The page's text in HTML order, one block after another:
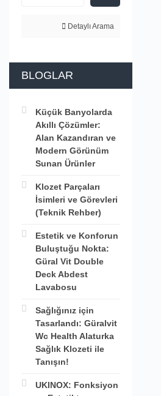
Detaylı Arama
BLOGLAR
Küçük Banyolarda
Akıllı Çözümler:
Alan Kazandıran ve
Modern Görünüm
Sunan Ürünler
Klozet Parçaları
İsimleri ve Görevleri
(Teknik Rehber)
Estetik ve Konforun
Buluştuğu Nokta:
Güral Vit Double
Deck Abdest
Lavabosu
Sağlığınız için
Tasarlandı: Güralvit
Wc Health Alaturka
Sağlık Klozeti ile
Tanışın!
UKINOX: Fonksiyon